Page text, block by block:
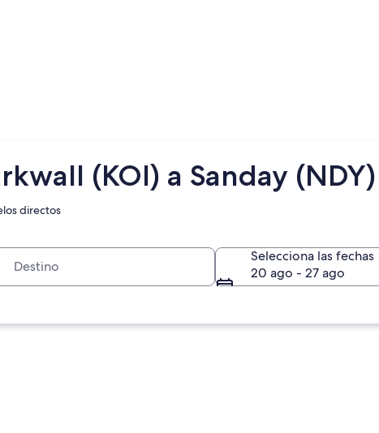
(KOI) a Sanday (NDY)
directos
Selecciona las fechas
20 ago - 27 ago